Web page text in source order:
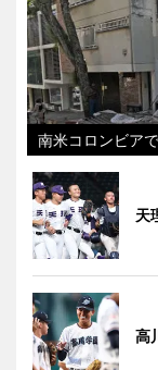
南米コロンビア
天
高